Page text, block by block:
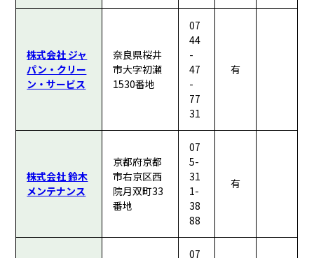
株式会社 ジャ
パン・クリー
ン・サービス
奈良県桜井
市大字初瀬
1530番地
07
44
-
47
-
77
31
有
株式会社 鈴木
メンテナンス
京都府京都
市右京区西
院月双町33
番地
07
5-
31
1-
38
88
有
07